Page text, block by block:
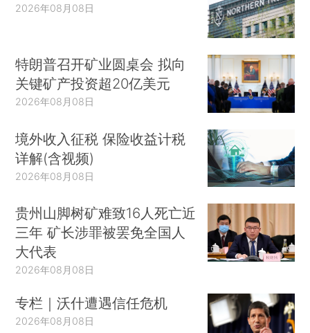
2026年08月08日
特朗普召开矿业圆桌会 拟向
关键矿产投资超20亿美元
2026年08月08日
境外收入征税 保险收益计税
详解(含视频)
2026年08月08日
贵州山脚树矿难致16人死亡近
三年 矿长涉罪被罢免全国人
大代表
2026年08月08日
专栏｜沃什遭遇信任危机
2026年08月08日